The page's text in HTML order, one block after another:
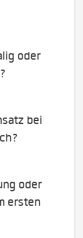
oder
bei
oder
ersten